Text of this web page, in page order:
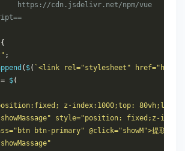
https://cdn.jsdelivr.net/npm/vue
{
;
( $( `<link rel="stylesheet"
= $(
z-index:1000;top: 80vh;left:
style="position: fixed;z-
btn-primary" @click="showM">提取图片